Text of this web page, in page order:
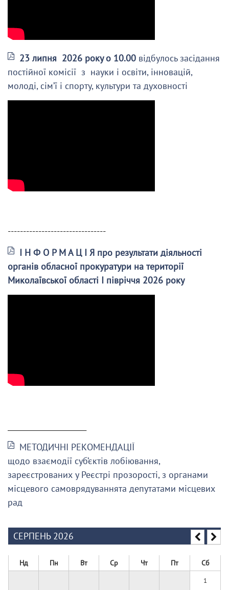
23 липня 2026 року о 10.00 відбулось засідання
постійної комісії з науки і освіти, інновацій,
молоді, сім’ї і спорту, культури та духовності
--------------------------------
І Н Ф О Р М А Ц І Я про результати діяльності
органів обласної прокуратури на території
Миколаївської області І півріччя 2026 року
МЕТОДИЧНІ РЕКОМЕНДАЦІЇ
щодо взаємодії суб’єктів лобіювання,
зареєстрованих у Реєстрі прозорості, з органами
місцевого самоврядуваннята депутатами місцевих
рад
СЕРПЕНЬ 2026
Нд Пн Вт Ср Чт Пт Сб
1